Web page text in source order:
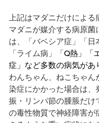
上記はマダニだけによる
マダニが媒介する病原菌
は、「バベシア症」「日
「ライム病」「Q熱」「
症」など多数の病気があ
わんちゃん、ねこちゃん
染症にかかった場合は、
振・リンパ節の腫脹だけ
の毒性物質で神経障害が